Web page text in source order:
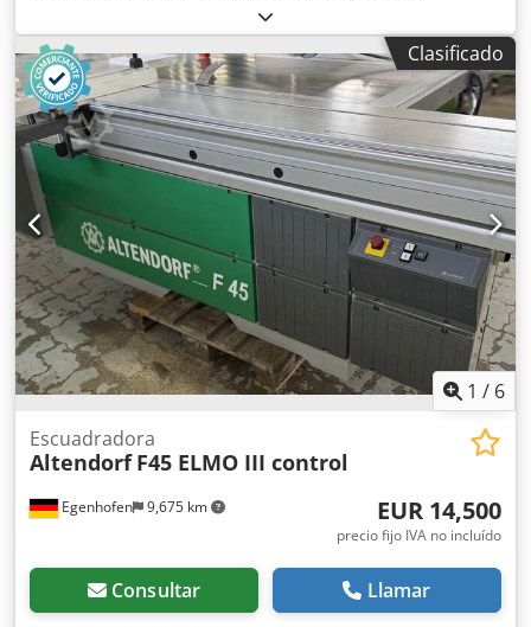
Clasificado
1 / 6
Egenhofen 9,675 km
Escuadradora
Altendorf F45 ELMO III control
EUR 14,500
precio fijo IVA no incluído
Consultar Llamar